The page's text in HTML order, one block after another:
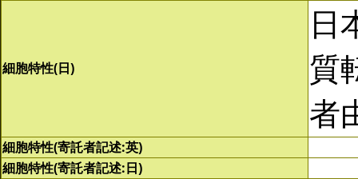
細胞特性(日)
日
質
者
細胞特性(寄託者記述:英)
細胞特性(寄託者記述:日)